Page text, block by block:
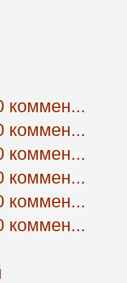
коммен...
коммен...
коммен...
коммен...
коммен...
коммен...